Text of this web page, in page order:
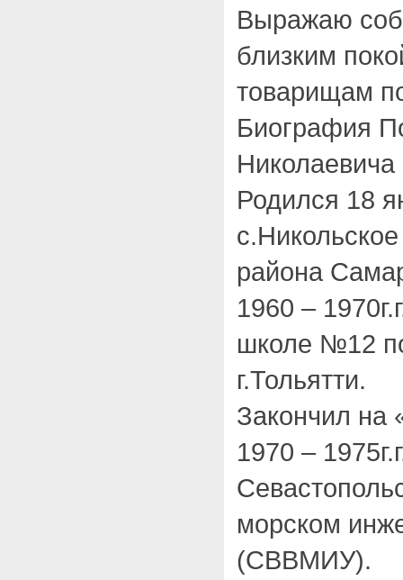
Выражаю
близким
товарищам
Биография
Николаевича
Родился 18
района
1960 –
школе №12
г.Тольятти.
Закончил на
1970 –
морском
(СВВМИУ).